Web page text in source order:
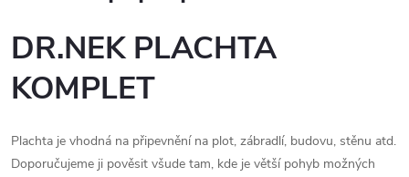
DR.NEK PLACHTA
KOMPLET
Plachta je vhodná na připevnění na plot, zábradlí, budovu, stěnu atd.
Doporučujeme ji pověsit všude tam, kde je větší pohyb možných